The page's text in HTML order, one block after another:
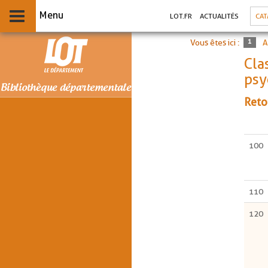
recherche
LOT.FR ACTUALITÉS
Vous êtes ici :
100
110
120